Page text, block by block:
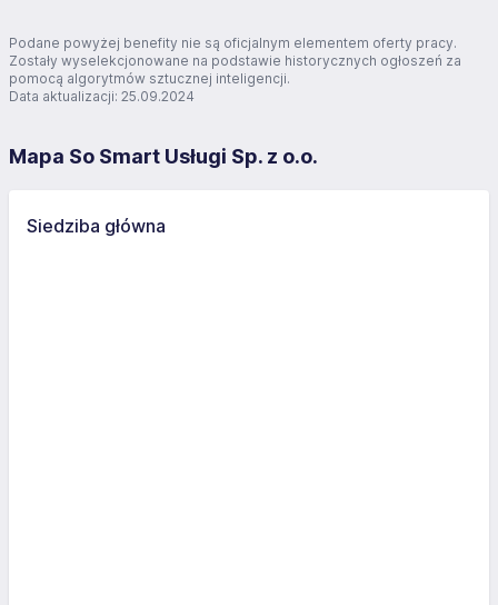
Podane powyżej benefity nie są oficjalnym elementem oferty pracy.
Zostały wyselekcjonowane na podstawie historycznych ogłoszeń za
pomocą algorytmów sztucznej inteligencji.
Data aktualizacji: 25.09.2024
Mapa So Smart Usługi Sp. z o.o.
Siedziba główna